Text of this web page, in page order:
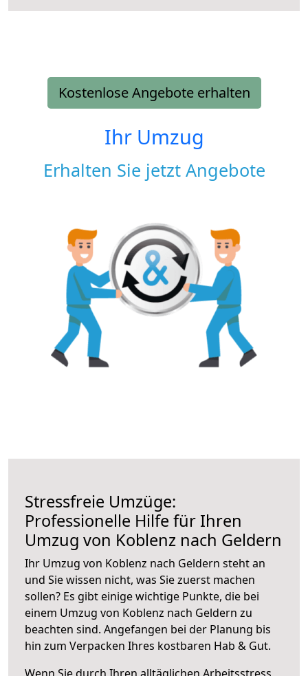
Kostenlose Angebote erhalten
Ihr Umzug
Erhalten Sie jetzt Angebote
Stressfreie Umzüge:
Professionelle Hilfe für Ihren
Umzug von Koblenz nach Geldern
Ihr Umzug von Koblenz nach Geldern steht an
und Sie wissen nicht, was Sie zuerst machen
sollen? Es gibt einige wichtige Punkte, die bei
einem Umzug von Koblenz nach Geldern zu
beachten sind. Angefangen bei der Planung bis
hin zum Verpacken Ihres kostbaren Hab & Gut.